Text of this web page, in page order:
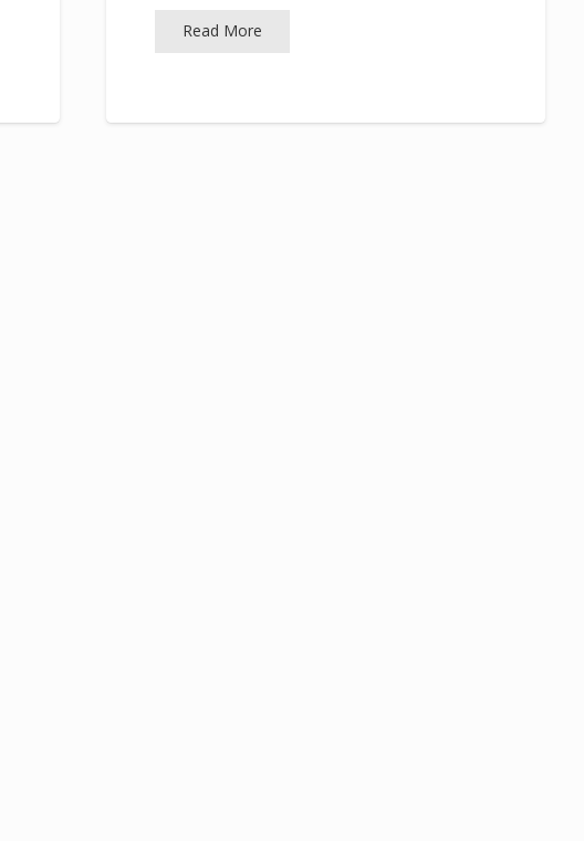
Read More